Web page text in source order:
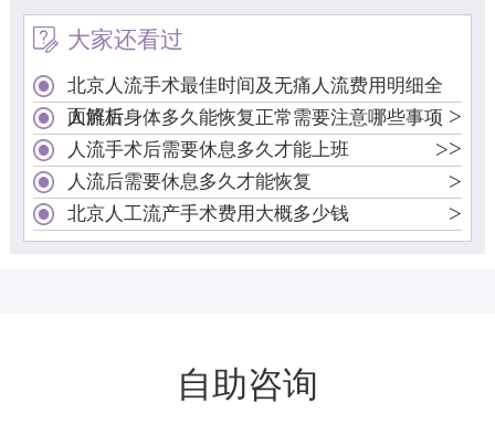
大家还看过
北京人流手术最佳时间及无痛人流费用明细全
面解析
>
人流后身体多久能恢复正常需要注意哪些事项
>
人流手术后需要休息多久才能上班 >
人流后需要休息多久才能恢复 >
北京人工流产手术费用大概多少钱 >
自助咨询